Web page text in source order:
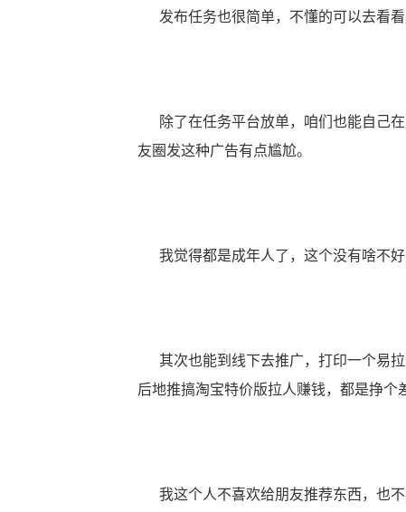
发布任务也很简单，不懂的可以去看看
除了在任务平台放单，咱们也能自己在
友圈发这种广告有点尴尬。
我觉得都是成年人了，这个没有啥不好
其次也能到线下去推广，打印一个易拉
后地推搞淘宝特价版拉人赚钱，都是挣个
我这个人不喜欢给朋友推荐东西，也不